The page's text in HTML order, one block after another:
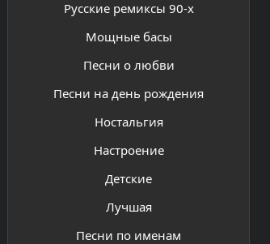
Русские ремиксы 90-х
Мощные басы
Песни о любви
Песни на день рождения
Ностальгия
Настроение
Детские
Лучшая
Песни по именам